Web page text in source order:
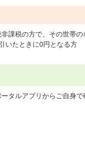
課税の方で、その世帯
いたときに0円となる方
タルアプリからご自身で